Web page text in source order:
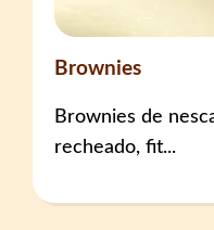
Brownies
Brownies de
recheado, fit...